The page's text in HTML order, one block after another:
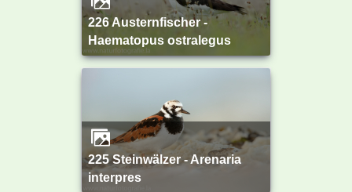
226 Austernfischer -
Haematopus ostralegus
225 Steinwälzer - Arenaria
interpres